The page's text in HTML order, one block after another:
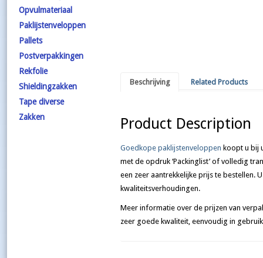
Beschrijving Related Products
Product Description
Goedkope paklijstenveloppen koopt u bij
met de opdruk ‘Packinglist’ of volledig
een zeer aantrekkelijke prijs te bestellen.
kwaliteitsverhoudingen.
Meer informatie over de prijzen van
zeer goede kwaliteit, eenvoudig in
Opvulmateriaal
Paklijstenveloppen
Pallets
Postverpakkingen
Rekfolie
Shieldingzakken
Tape diverse
Zakken